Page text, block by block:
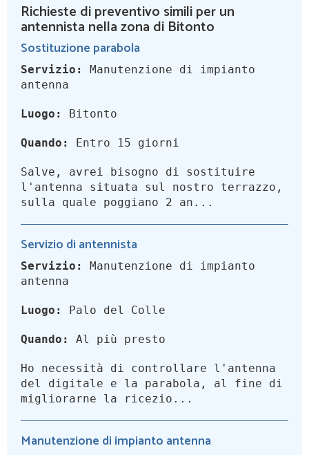
Richieste di preventivo simili per un
antennista nella zona di Bitonto
Sostituzione parabola
Servizio:
Manutenzione di impianto
antenna
Luogo: Bitonto
Quando: Entro 15 giorni
Salve, avrei bisogno di sostituire
l'antenna situata sul nostro terrazzo,
sulla quale poggiano 2 an...
Servizio di antennista
Servizio:
Manutenzione di impianto
antenna
Luogo: Palo del Colle
Quando: Al più presto
Ho necessità di controllare l'antenna
del digitale e la parabola, al fine di
migliorarne la ricezio...
Manutenzione di impianto antenna